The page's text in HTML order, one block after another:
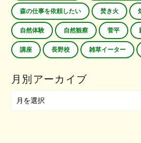
森の仕事を依頼したい 焚き火
自然体験 自然観察 菅平
講座 長野校 雑草イーター
月別アーカイブ